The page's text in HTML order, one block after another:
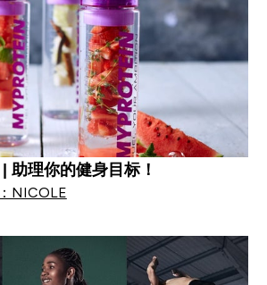
助理你的健身目标！
NICOLE